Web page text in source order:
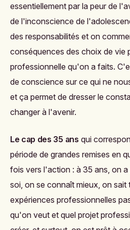
essentiellement par la peur de
de l'inconscience de
des responsabilités et on
conséquences des choix de vie
professionnelle qu'on a faits.
de conscience sur ce qui ne
et ça permet de dresser le
changer à l'avenir.
Le cap des 35 ans qui
période de grandes remises en
fois vers l'action : à 35 ans, on
soi, on se connaît mieux, on sait
expériences professionnelles
qu'on veut et quel projet